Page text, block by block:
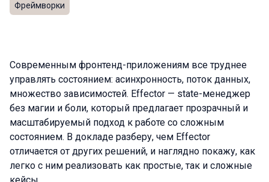
Фреймворки
Современным фронтенд-приложениям все труднее
управлять состоянием: асинхронность, поток данных,
множество зависимостей. Effector — state-менеджер
без магии и боли, который предлагает прозрачный и
масштабируемый подход к работе со сложным
состоянием. В докладе разберу, чем Effector
отличается от других решений, и наглядно покажу, как
легко с ним реализовать как простые, так и сложные